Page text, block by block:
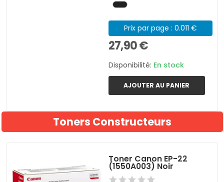
Prix par page : 0.011 €
27,90 €
Disponibilité: En stock
AJOUTER AU PANIER
Toners Constructeurs
Toner Canon EP-22
(1550A003) Noir